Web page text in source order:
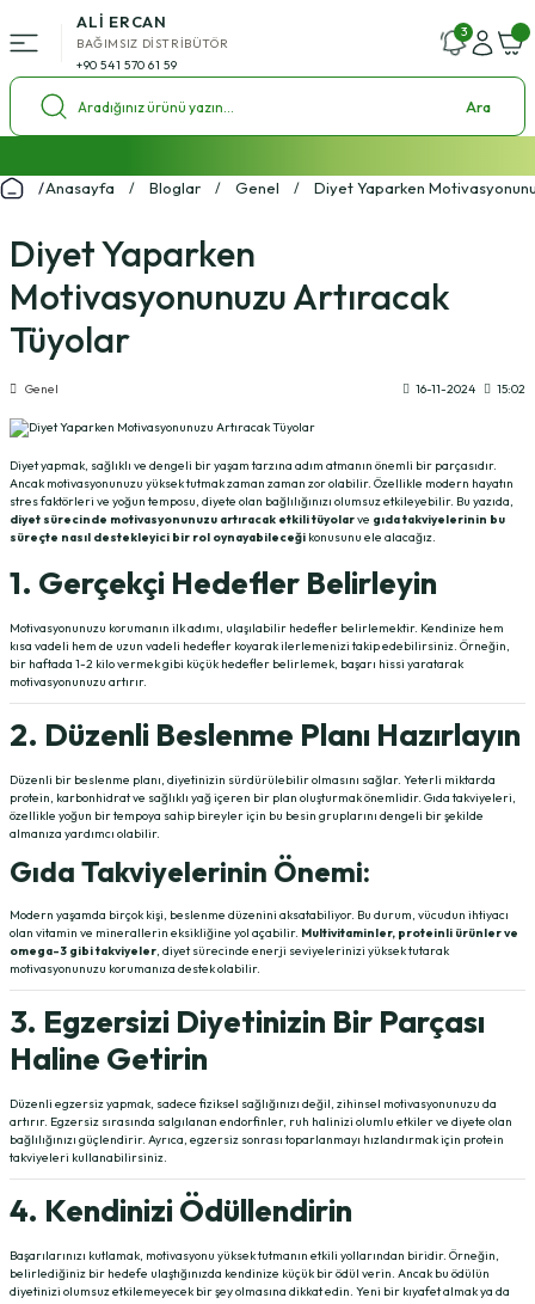
ALİ ERCAN
BAĞIMSIZ DİSTRİBÜTÖR
+90 541 570 61 59
Ara
3
%4 Havale İndirim Fırsatı
Anasayfa Bloglar Genel Diyet Yaparken
Diyet Yaparken
Motivasyonunuzu Artıracak
Tüyolar
Genel 16-11-2024 15:02
Diyet yapmak, sağlıklı ve dengeli bir yaşam tarzına adım atmanın önemli bir parçasıdır.
Ancak motivasyonunuzu yüksek tutmak zaman zaman zor olabilir. Özellikle modern hayatın
stres faktörleri ve yoğun temposu, diyete olan bağlılığınızı olumsuz etkileyebilir. Bu yazıda,
diyet sürecinde motivasyonunuzu artıracak etkili tüyolarve gıda takviyelerinin bu
süreçte nasıl destekleyici bir rol oynayabileceği konusunu ele alacağız.
1. Gerçekçi Hedefler Belirleyin
Motivasyonunuzu korumanın ilk adımı, ulaşılabilir hedefler belirlemektir. Kendinize hem
kısa vadeli hem de uzun vadeli hedefler koyarak ilerlemenizi takip edebilirsiniz. Örneğin,
bir haftada 1-2 kilo vermek gibi küçük hedefler belirlemek, başarı hissi yaratarak
motivasyonunuzu artırır.
2. Düzenli Beslenme Planı Hazırlayın
Düzenli bir beslenme planı, diyetinizin sürdürülebilir olmasını sağlar. Yeterli miktarda
protein, karbonhidrat ve sağlıklı yağ içeren bir plan oluşturmak önemlidir. Gıda takviyeleri,
özellikle yoğun bir tempoya sahip bireyler için bu besin gruplarını dengeli bir şekilde
almanıza yardımcı olabilir.
Gıda Takviyelerinin Önemi:
Modern yaşamda birçok kişi, beslenme düzenini aksatabiliyor. Bu durum, vücudun ihtiyacı
olan vitamin ve minerallerin eksikliğine yol açabilir. Multivitaminler, proteinli ürünler ve
omega-3 gibi takviyeler , diyet sürecinde enerji seviyelerinizi yüksek tutarak
motivasyonunuzu korumanıza destek olabilir.
3. Egzersizi Diyetinizin Bir Parçası
Haline Getirin
Düzenli egzersiz yapmak, sadece fiziksel sağlığınızı değil, zihinsel motivasyonunuzu da
artırır. Egzersiz sırasında salgılanan endorfinler, ruh halinizi olumlu etkiler ve diyete olan
bağlılığınızı güçlendirir. Ayrıca, egzersiz sonrası toparlanmayı hızlandırmak için protein
takviyeleri kullanabilirsiniz.
4. Kendinizi Ödüllendirin
Başarılarınızı kutlamak, motivasyonu yüksek tutmanın etkili yollarından biridir. Örneğin,
belirlediğiniz bir hedefe ulaştığınızda kendinize küçük bir ödül verin. Ancak bu ödülün
diyetinizi olumsuz etkilemeyecek bir şey olmasına dikkat edin. Yeni bir kıyafet almak ya da